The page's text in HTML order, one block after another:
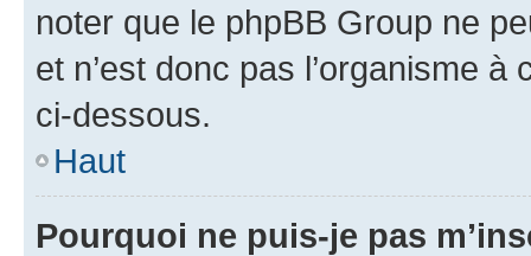
noter que le phpBB Group ne
et n’est donc pas l’organisme
ci-dessous.
Haut
Pourquoi ne puis-je pas